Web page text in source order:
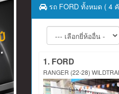
รถ FORD ทั้งหมด ( 4
1. FORD
RANGER (22-28)